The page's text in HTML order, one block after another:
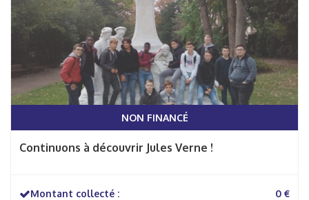
NON FINANCÉ
Continuons à découvrir Jules Verne !
Montant collecté : 0 €